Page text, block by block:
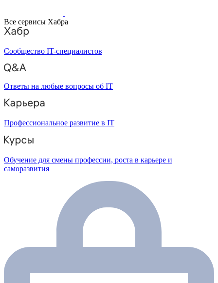
Все сервисы Хабра
Сообщество IT-специалистов
Ответы на любые вопросы об IT
Профессиональное развитие в IT
Обучение для смены профессии, роста в карьере и
саморазвития